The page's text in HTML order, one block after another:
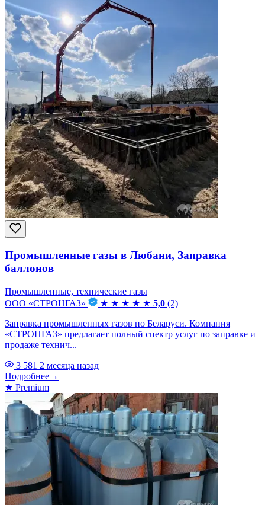
Промышленные газы в Любани, Заправка
баллонов
Промышленные, технические газы
ООО «СТРОНГАЗ»
★ ★ ★ ★ ★ 5,0 (2)
Заправка промышленных газов по Беларуси. Компания
«СТРОНГАЗ» предлагает полный спектр услуг по заправке и
продаже технич...
3 581 2 месяца назад
Подробнее→
★ Premium